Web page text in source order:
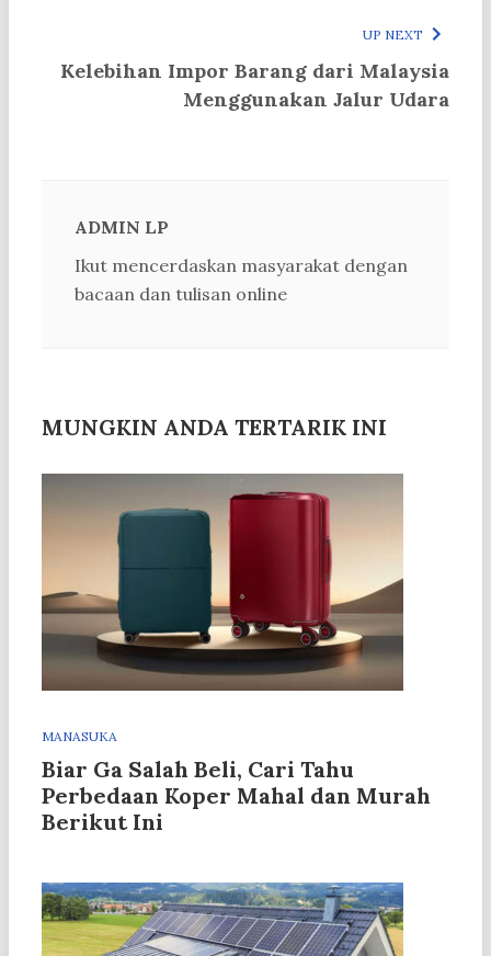
UP NEXT
Kelebihan Impor Barang dari Malaysia
Menggunakan Jalur Udara
ADMIN LP
Ikut mencerdaskan masyarakat dengan
bacaan dan tulisan online
MUNGKIN ANDA TERTARIK INI
MANASUKA
Biar Ga Salah Beli, Cari Tahu
Perbedaan Koper Mahal dan Murah
Berikut Ini